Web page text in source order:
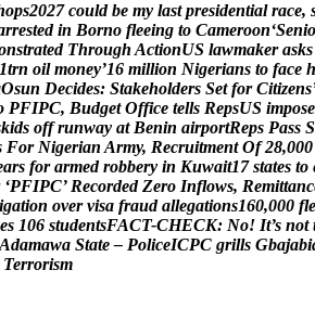
ops2027 could be my last presidential race,
rrested in Borno fleeing to Cameroon‘Senio
nstrated Through ActionUS lawmaker asks
1trn oil money’16 million Nigerians to face h
Osun Decides: Stakeholders Set for Citizens’
PFIPC, Budget Office tells RepsUS impose
kids off runway at Benin airportReps Pass S
For Nigerian Army, Recruitment Of 28,000
ars for armed robbery in Kuwait17 states to
‘PFIPC’ Recorded Zero Inflows, Remittanc
igation over visa fraud allegations160,000 fle
es 106 studentsFACT-CHECK: No! It’s not
Adamawa State – PoliceICPC grills Gbajabi
Terrorism